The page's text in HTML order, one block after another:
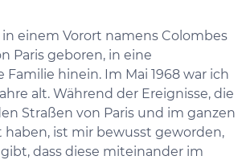
in einem Vorort namens Colombes
Paris geboren, in eine
hinein. Im Mai 1968 war ich
alt. Während der Ereignisse, die
Straßen von Paris und im ganzen
haben, ist mir bewusst geworden,
gibt, dass diese miteinander im